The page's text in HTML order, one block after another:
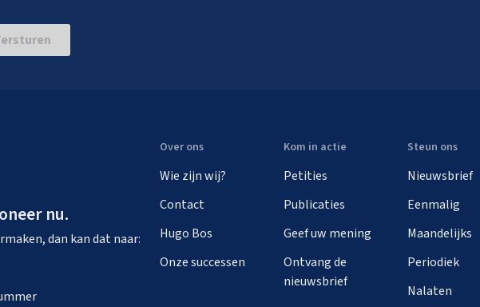
nu.
dan kan dat naar:
Over ons
Wie zijn wij?
Contact
Hugo Bos
Onze successen
Kom in actie
Petities
Publicaties
Geef uw mening
Ontvang de
nieuwsbrief
Steun ons
Nieuwsbrief
Eenmalig
Maandelijks
Periodiek
Nalaten